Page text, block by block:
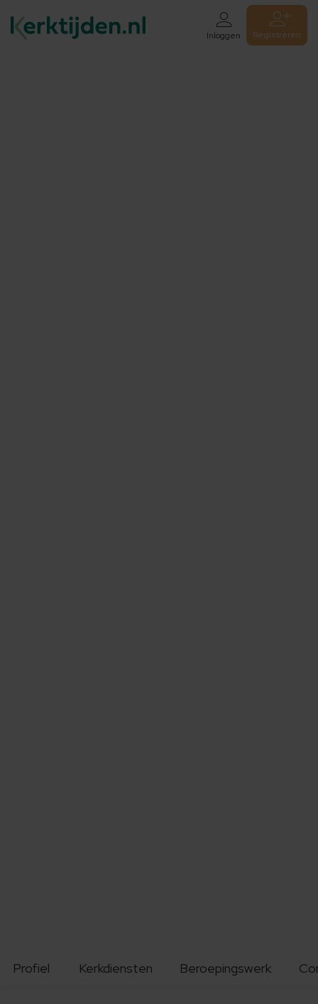
Inloggen Registreren
Profiel Kerkdiensten Beroepingswerk